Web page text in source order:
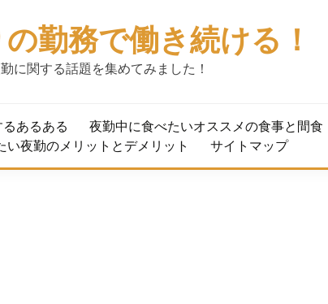
勤務で働き続ける！
に関する話題を集めてみました！
あるある 夜勤中に食べたいオススメの食事と間食
い夜勤のメリットとデメリット
サイトマップ